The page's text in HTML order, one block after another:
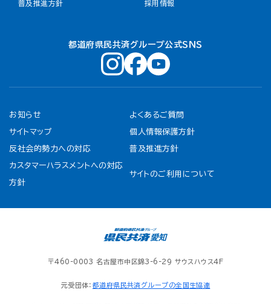
普及推進方針 採用情報
都道府県民共済グループ公式ＳＮＳ
お知らせ よくあるご質問
サイトマップ 個人情報保護方針
反社会的勢力への対応 普及推進方針
カスタマーハラスメントへの対応
方針
サイトのご利用について
〒460-0003 名古屋市中区錦3-6-29 サウスハウス4F
元受団体： 都道府県民共済グループの全国生協連